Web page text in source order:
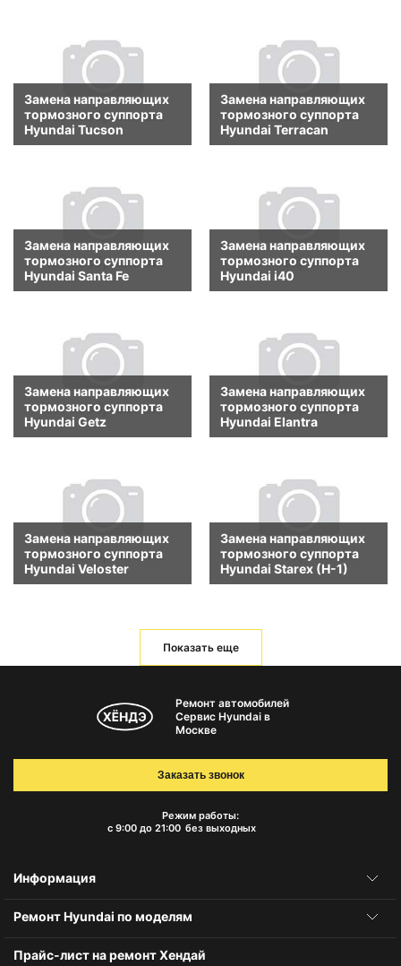
Замена направляющих
тормозного суппорта
Hyundai Tucson
Замена направляющих
тормозного суппорта
Hyundai Terracan
Замена направляющих
тормозного суппорта
Hyundai Santa Fe
Замена направляющих
тормозного суппорта
Hyundai i40
Замена направляющих
тормозного суппорта
Hyundai Getz
Замена направляющих
тормозного суппорта
Hyundai Elantra
Замена направляющих
тормозного суппорта
Hyundai Veloster
Замена направляющих
тормозного суппорта
Hyundai Starex (H-1)
Показать еще
Ремонт автомобилей
Сервис Hyundai в
Москве
Режим работы:
с 9:00 до 21:00 без выходных
Заказать звонок
Информация
Ремонт Hyundai по моделям
Прайс-лист на ремонт Хендай